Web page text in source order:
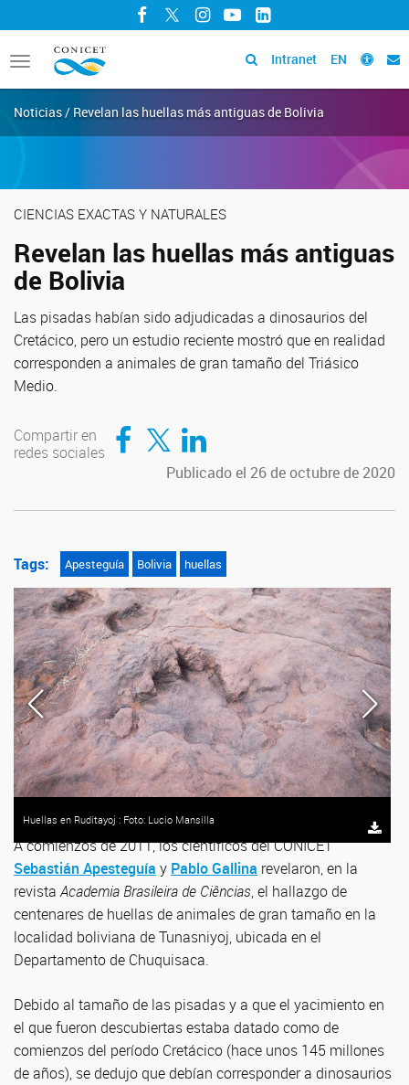
Facebook
TwitterInstagram
YouTubeLinkedIn
Toggle
navigation
Intranet EN
Noticias / Revelan las huellas más antiguas de Bolivia
CIENCIAS EXACTAS Y NATURALES
Revelan las huellas más antiguas
de Bolivia
Las pisadas habían sido adjudicadas a dinosaurios del
Cretácico, pero un estudio reciente mostró que en realidad
corresponden a animales de gran tamaño del Triásico
Medio.
Compartir en
redes sociales
Compartir en Facebook
Compartir en TwitterCompartir en LinkedIn
Publicado el 26 de octubre de 2020
Tags: Apesteguía Bolivia huellas
Huellas en Ruditayoj : Foto: Lucio Mansilla
A comienzos de 2011, los científicos del CONICET
Sebastián Apesteguía y Pablo Gallina revelaron, en la
revistaAcademia Brasileira de Ciências, el hallazgo de
centenares de huellas de animales de gran tamaño en la
localidad boliviana de Tunasniyoj, ubicada en el
Departamento de Chuquisaca.
Debido al tamaño de las pisadas y a que el yacimiento en
el que fueron descubiertas estaba datado como de
comienzos del período Cretácico (hace unos 145 millones
de años), se dedujo que debían corresponder a dinosaurios